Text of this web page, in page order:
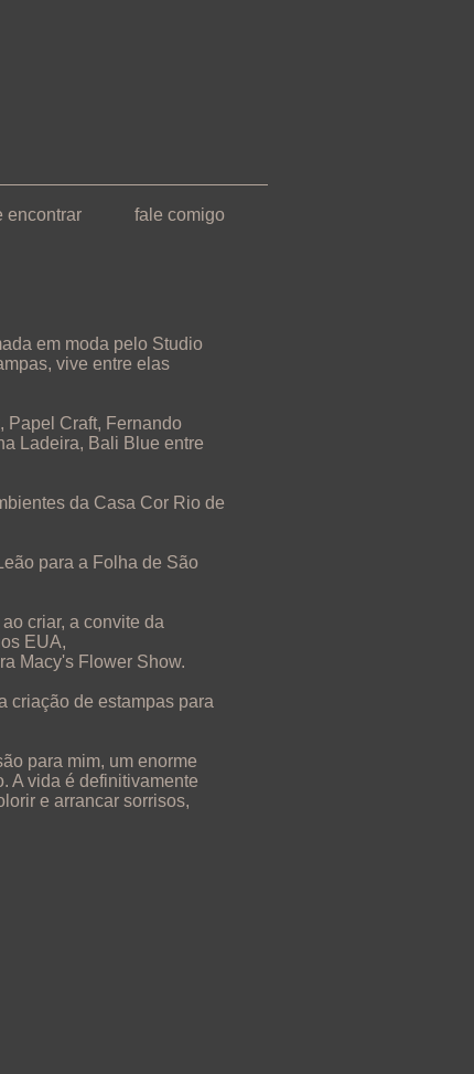
encontrar fale comigo
em moda pelo Studio
vive entre elas
Papel Craft, Fernando
Ladeira, Bali Blue entre
da Casa Cor Rio de
para a Folha de São
criar, a convite da
EUA,
Macy's Flower Show.
criação de estampas para
para mim, um enorme
A vida é definitivamente
e arrancar sorrisos,